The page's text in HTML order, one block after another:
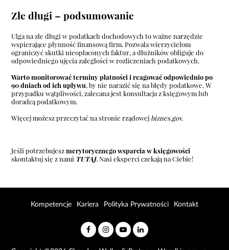
Złe długi – podsumowanie
Ulga na złe długi w podatkach dochodowych to ważne narzędzie
wspierające płynność finansową firm. Pozwala wierzycielom
ograniczyć skutki nieopłaconych faktur, a dłużników obliguje do
odpowiedniego ujęcia zaległości w rozliczeniach podatkowych.
Warto monitorować terminy płatności i reagować odpowiednio po
90 dniach od ich upływu, by nie narazić się na błędy podatkowe. W
przypadku wątpliwości, zalecana jest konsultacja z księgowym lub
doradcą podatkowym.
Więcej możesz przeczytać na stronie rządowej biznes.gov.
Jeśli potrzebujeszmerytorycznego wsparcia w księgowości
skontaktuj się z nami TUTAJ. Nasi eksperci czekają na Ciebie!
Kompetencje Kariera Polityka Prywatności Kontakt